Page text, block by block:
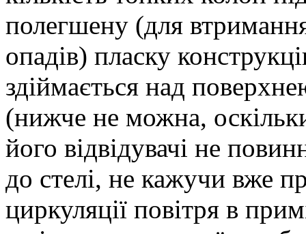
полегшену (для
опадів) пласку
здіймається над
(нижче не можна,
його відвідувачі не
до стелі, не кажучи вже
циркуляції повітря в